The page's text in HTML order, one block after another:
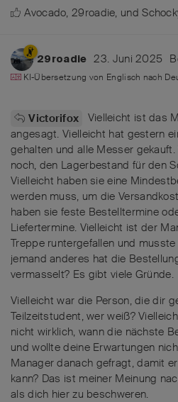
Avocado,29roadie, und
29roadie 23. Juni 2025
KI-Übersetzung von Englisch nach
Victorifox
Vielleicht ist das
angesagt. Vielleicht hat gestern
gehalten und alle Messer
noch, den Lagerbestand für den
Vielleicht haben sie eine
werden muss, um die
haben sie feste Bestelltermine
Liefertermine. Vielleicht ist der
Treppe runtergefallen und
jemand anderes hat die
vermasselt? Es gibt viele Gründe.
Vielleicht war die Person, die dir
Teilzeitstudent, wer weiß?
nicht wirklich, wann die nächste
und wollte deine Erwartungen
Manager danach gefragt, damit
kann? Das ist meiner Meinung
als dich hier zu beschweren.